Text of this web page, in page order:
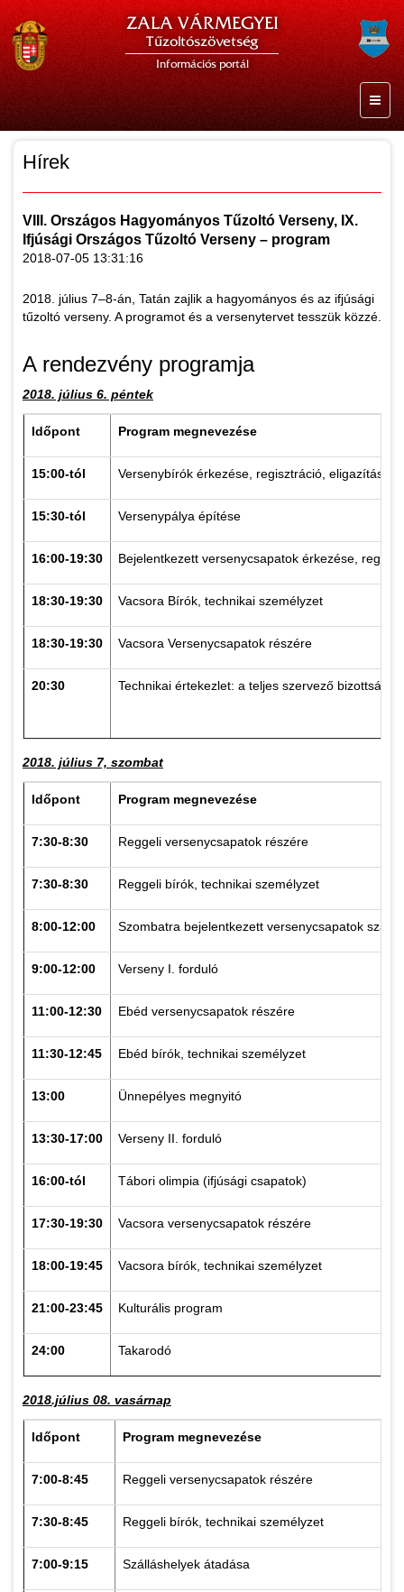
ZALA VÁRMEGYEI
Tűzoltószövetség
Információs portál
Hírek
VIII. Országos Hagyományos Tűzoltó Verseny, IX.
Ifjúsági Országos Tűzoltó Verseny – program
2018-07-05 13:31:16
2018. július 7–8-án, Tatán zajlik a hagyományos és az ifjúsági
tűzoltó verseny. A programot és a versenytervet tesszük közzé.
A rendezvény programja
2018. július 6. péntek
Időpont Program megnevezése
15:00-tól Versenybírók érkezése, regisztráció, eligazítás,
15:30-tól Versenypálya építése
16:00-19:30 Bejelentkezett versenycsapatok érkezése,
18:30-19:30 Vacsora Bírók, technikai személyzet
18:30-19:30 Vacsora Versenycsapatok részére
20:30 Technikai értekezlet: a teljes szervező bizottság,
2018. július 7, szombat
Időpont Program megnevezése
7:30-8:30 Reggeli versenycsapatok részére
7:30-8:30 Reggeli bírók, technikai személyzet
8:00-12:00 Szombatra bejelentkezett versenycsapatok
9:00-12:00 Verseny I. forduló
11:00-12:30 Ebéd versenycsapatok részére
11:30-12:45 Ebéd bírók, technikai személyzet
13:00 Ünnepélyes megnyitó
13:30-17:00 Verseny II. forduló
16:00-tól Tábori olimpia (ifjúsági csapatok)
17:30-19:30 Vacsora versenycsapatok részére
18:00-19:45 Vacsora bírók, technikai személyzet
21:00-23:45 Kulturális program
24:00 Takarodó
2018.július 08. vasárnap
Időpont Program megnevezése
7:00-8:45 Reggeli versenycsapatok részére
7:30-8:45 Reggeli bírók, technikai személyzet
7:00-9:15 Szálláshelyek átadása